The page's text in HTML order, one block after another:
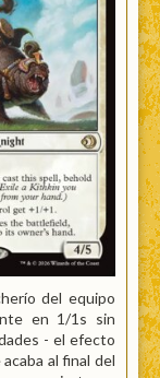
del equipo
en 1/1s sin
- el efecto
al final del